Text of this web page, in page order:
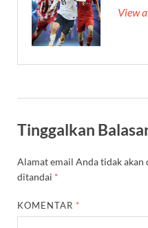
View
Tinggalkan
Alamat email Anda tidak akan
ditandai *
KOMENTAR *